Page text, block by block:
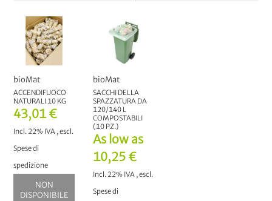
43,01 €
Incl. 22% IVA ,escl.
Spese di
spedizione
bioMat
ACCENDIFUOCO
NATURALI 10 KG
NON
DISPONIBILE
As low as
10,25 €
Incl. 22% IVA ,escl.
Spese di
bioMat
SACCHI DELLA
SPAZZATURA DA
120/140 L
COMPOSTABILI
(10 PZ.)